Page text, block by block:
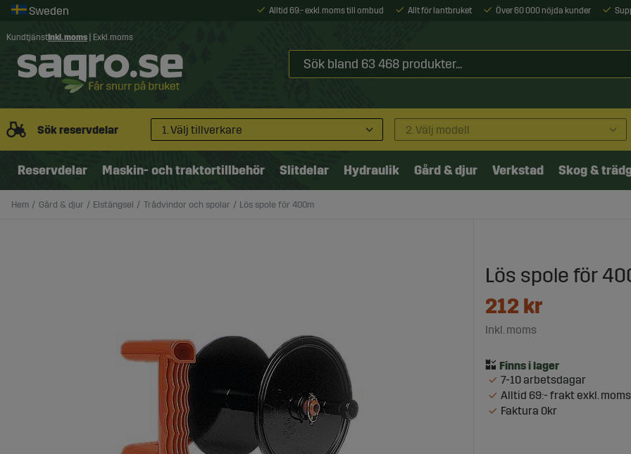
Alltid 69:- exkl. moms till ombud Allt för lantbruket Över 60 000 nöjda kunder
Kundtjänst Inkl. moms Exkl. moms
Sök reservdelar 1. Välj tillverkare 2. Välj modell
Reservdelar Maskin- och traktortillbehör Slitdelar Hydraulik Gård & djur Verkstad Skog &
Hem Gård & djur Elstängsel Trådvindor och spolar Lös spole för 400m
Lös spole för
212 kr
Inkl. moms
7-10 arbetsdagar
Alltid 69:- frakt exkl. moms
Faktura 0kr